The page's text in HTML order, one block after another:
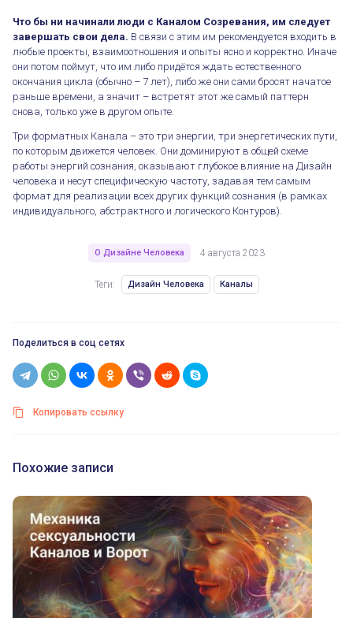
Форматные Каналы в Дизайне Человека
Что бы ни начинали люди с Каналом Созревания, им следует
завершать свои дела. В связи с этим им рекомендуется входить в
любые проекты, взаимоотношения и опыты ясно и корректно. Иначе
они потом поймут, что им либо придётся ждать естественного
окончания цикла (обычно – 7 лет), либо же они сами бросят начатое
раньше времени, а значит – встретят этот же самый паттерн
снова, только уже в другом опыте.
Три форматных Канала – это три энергии, три энергетических пути,
по которым движется человек. Они доминируют в общей схеме
работы энергий сознания, оказывают глубокое влияние на Дизайн
человека и несут специфическую частоту, задавая тем самым
формат для реализации всех других функций сознания (в рамках
индивидуального, абстрактного и логического Контуров).
О Дизайне Человека 4 августа 2023
Теги: Дизайн Человека Каналы
Поделиться в соц сетях
Копировать ссылку
Похожие записи